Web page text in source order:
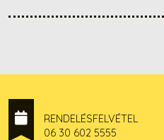
RENDELÉSFELVÉTEL
06 30 602 5555